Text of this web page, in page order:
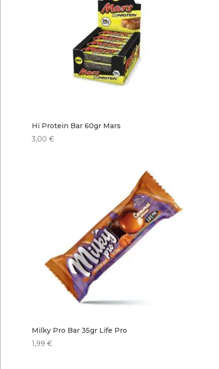
Hi Protein Bar 60gr Mars
3,00 €
Milky Pro Bar 35gr Life Pro
1,99 €